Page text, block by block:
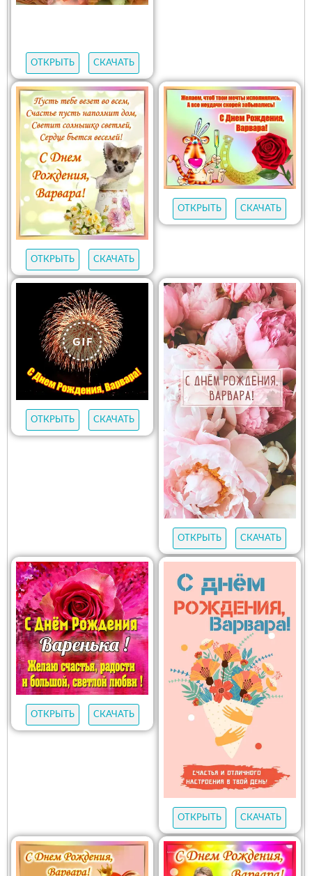
ОТКРЫТЬ СКАЧАТЬ
ОТКРЫТЬ СКАЧАТЬ
ОТКРЫТЬ СКАЧАТЬ
ОТКРЫТЬ СКАЧАТЬ
ОТКРЫТЬ СКАЧАТЬ
ОТКРЫТЬ СКАЧАТЬ
ОТКРЫТЬ СКАЧАТЬ